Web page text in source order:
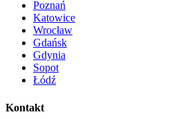
Poznań
Katowice
Wrocław
Gdańsk
Gdynia
Sopot
Łódź
Kontakt